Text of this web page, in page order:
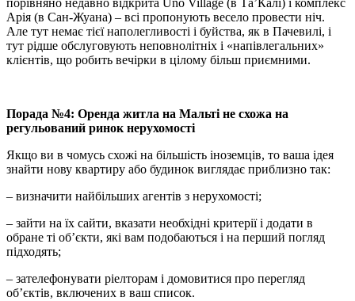
Арія (в Сан-Жуана) – всі пропонують весело провести ніч.
Але тут немає тієї наполегливості і буйства, як в Пачевилі, і
тут рідше обслуговують неповнолітніх і «напівлегальних»
клієнтів, що робить вечірки в цілому більш приємними.
Порада №4: Оренда житла на Мальті не схожа на
регульований ринок нерухомості
Якщо ви в чомусь схожі на більшість іноземців, то ваша ідея
знайти нову квартиру або будинок виглядає приблизно так:
– визначити найбільших агентів з нерухомості;
– зайти на їх сайти, вказати необхідні критерії і додати в
обране ті об’єкти, які вам подобаються і на перший погляд
підходять;
– зателефонувати ріелторам і домовитися про перегляд
об’єктів, включених в ваш список.